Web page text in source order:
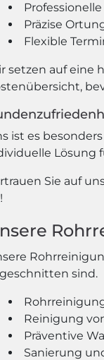
Präzise
Flexible
setzen auf eine
ist es
Lösung
Sie auf
sind.
Reinigung
Präventive
Sanierung